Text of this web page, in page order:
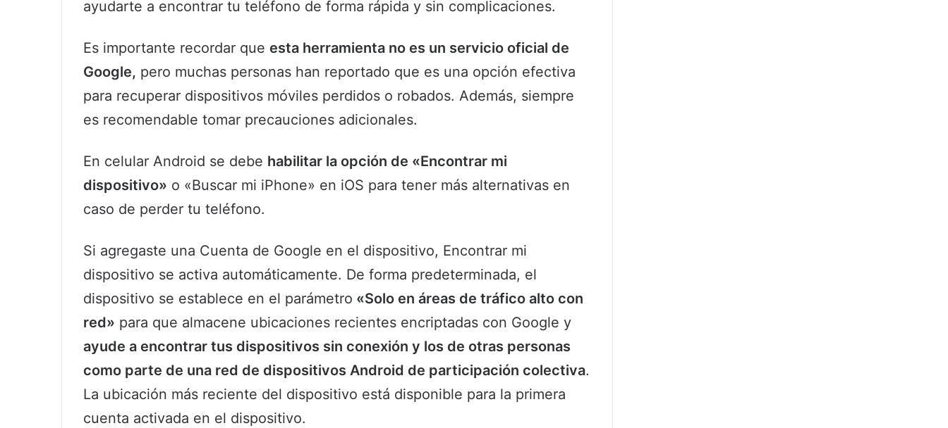
ayudarte a encontrar tu teléfono de forma rápida y sin complicaciones.
Es importante recordar que esta herramienta no es un servicio oficial de
Google, pero muchas personas han reportado que es una opción efectiva
para recuperar dispositivos móviles perdidos o robados. Además, siempre
es recomendable tomar precauciones adicionales.
En celular Android se debe habilitar la opción de «Encontrar mi
dispositivo» o «Buscar mi iPhone» en iOS para tener más alternativas en
caso de perder tu teléfono.
Si agregaste una Cuenta de Google en el dispositivo, Encontrar mi
dispositivo se activa automáticamente. De forma predeterminada, el
dispositivo se establece en el parámetro «Solo en áreas de tráfico alto con
red» para que almacene ubicaciones recientes encriptadas con Google y
ayude a encontrar tus dispositivos sin conexión y los de otras personas
como parte de una red de dispositivos Android de participación colectiva.
La ubicación más reciente del dispositivo está disponible para la primera
cuenta activada en el dispositivo.